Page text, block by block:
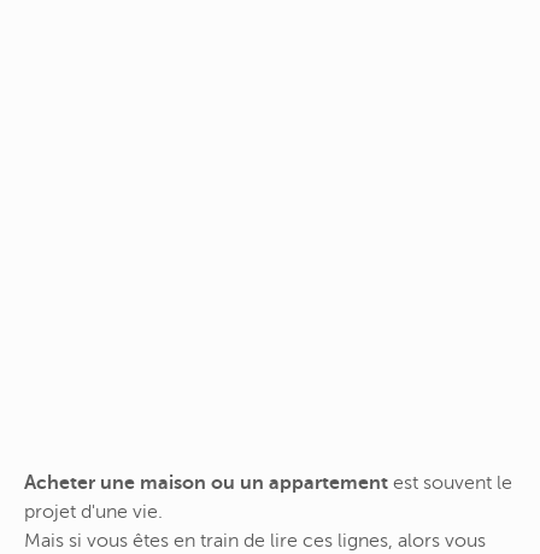
Acheter une maison ou un appartement est souvent le
projet d'une vie.
Mais si vous êtes en train de lire ces lignes, alors vous